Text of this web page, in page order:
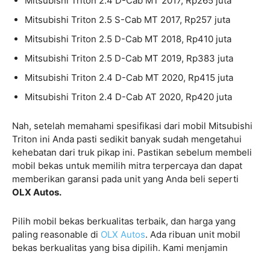
Mitsubishi Triton 2.5 S-Cab MT 2017, Rp257 juta
Mitsubishi Triton 2.5 D-Cab MT 2018, Rp410 juta
Mitsubishi Triton 2.5 D-Cab MT 2019, Rp383 juta
Mitsubishi Triton 2.4 D-Cab MT 2020, Rp415 juta
Mitsubishi Triton 2.4 D-Cab AT 2020, Rp420 juta
Nah, setelah memahami spesifikasi dari mobil Mitsubishi
Triton ini Anda pasti sedikit banyak sudah mengetahui
kehebatan dari truk pikap ini. Pastikan sebelum membeli
mobil bekas untuk memilih mitra terpercaya dan dapat
memberikan garansi pada unit yang Anda beli seperti
OLX Autos.
Pilih mobil bekas berkualitas terbaik, dan harga yang
paling reasonable di OLX Autos. Ada ribuan unit mobil
bekas berkualitas yang bisa dipilih. Kami menjamin